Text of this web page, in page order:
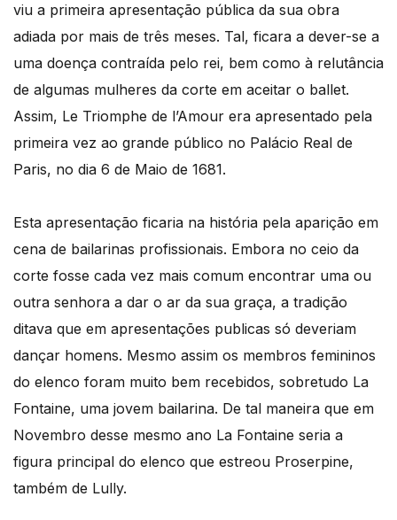
viu a primeira apresentação pública da sua obra
adiada por mais de três meses. Tal, ficara a dever-se a
uma doença contraída pelo rei, bem como à relutância
de algumas mulheres da corte em aceitar o ballet.
Assim, Le Triomphe de l’Amour era apresentado pela
primeira vez ao grande público no Palácio Real de
Paris, no dia 6 de Maio de 1681.
Esta apresentação ficaria na história pela aparição em
cena de bailarinas profissionais. Embora no ceio da
corte fosse cada vez mais comum encontrar uma ou
outra senhora a dar o ar da sua graça, a tradição
ditava que em apresentações publicas só deveriam
dançar homens. Mesmo assim os membros femininos
do elenco foram muito bem recebidos, sobretudo La
Fontaine, uma jovem bailarina. De tal maneira que em
Novembro desse mesmo ano La Fontaine seria a
figura principal do elenco que estreou Proserpine,
também de Lully.